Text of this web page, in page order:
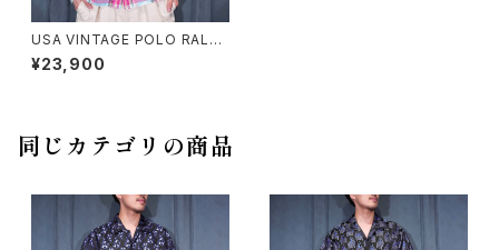
USA VINTAGE POLO RALP
H LAUREN FADED CHECK P
ATTERNED OPEN COLLAR
¥23,900
同じカテゴリの商品